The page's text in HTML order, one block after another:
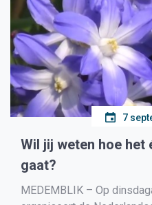
7
Wil jij weten hoe het
gaat?
MEDEMBLIK – Op